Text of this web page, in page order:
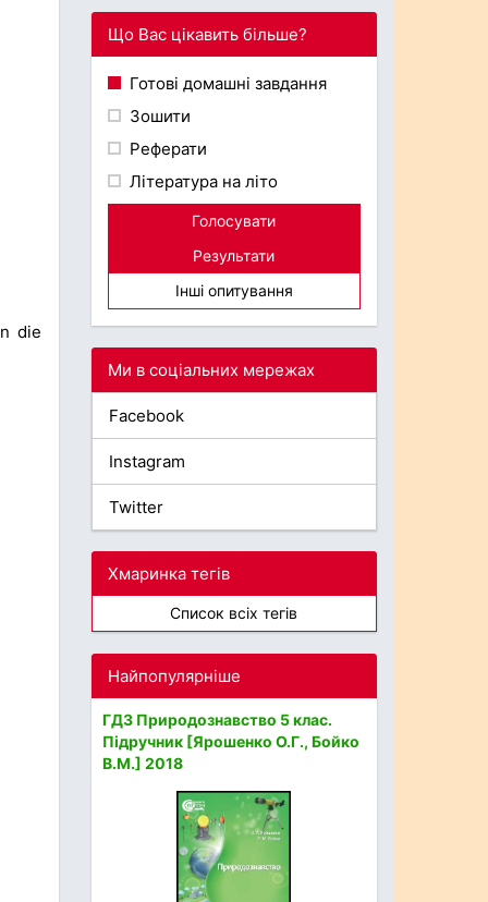
die
Що Вас цікавить більше?
Готові домашні завдання
Зошити
Реферати
Література на літо
Голосувати
Результати
Інші опитування
Ми в соціальних мережах
Facebook
Instagram
Twitter
Хмаринка тегів
Список всіх тегів
Найпопулярніше
ГДЗ Природознавство 5 клас.
Підручник [Ярошенко О.Г., Бойко
В.М.] 2018